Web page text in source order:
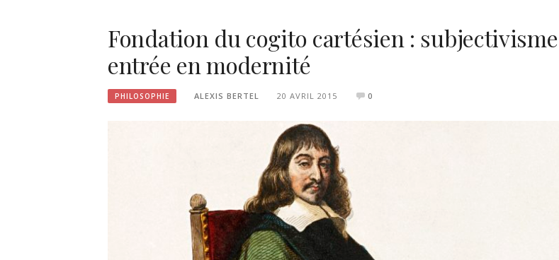
Fondation du cogito cartésien :
entrée en modernité
PHILOSOPHIE ALEXIS BERTEL 20 AVRIL 2015 0